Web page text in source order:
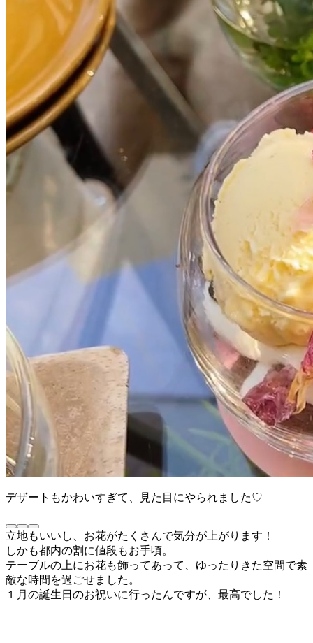
デザートもかわいすぎて、見た目にやられました♡
立地もいいし、お花がたくさんで気分が上がります！
しかも都内の割に値段もお手頃。
テーブルの上にお花も飾ってあって、ゆったりきた空間で素
敵な時間を過ごせました。
１月の誕生日のお祝いに行ったんですが、最高でした！